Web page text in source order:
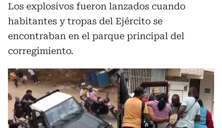
Los explosivos fueron lanzados cuando
habitantes y tropas del Ejército se
encontraban en el parque principal del
corregimiento.